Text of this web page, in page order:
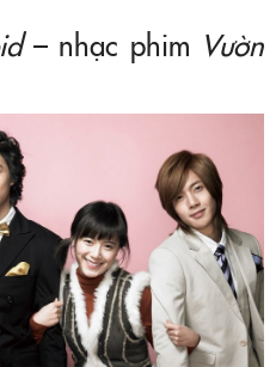
– nhạc phim Vườn